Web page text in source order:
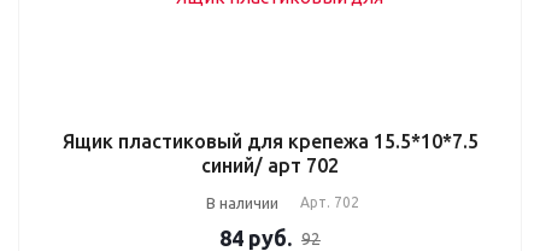
Ящик пластиковый для крепежа 15.5*10*7.5
синий/ арт 702
В наличии Арт. 702
84 руб. 92